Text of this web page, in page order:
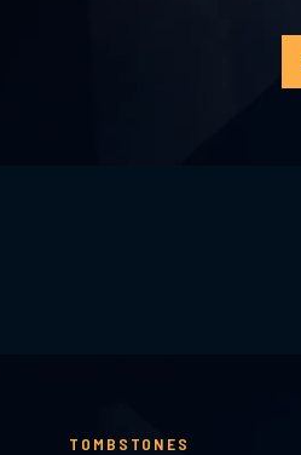
TOMBSTONES